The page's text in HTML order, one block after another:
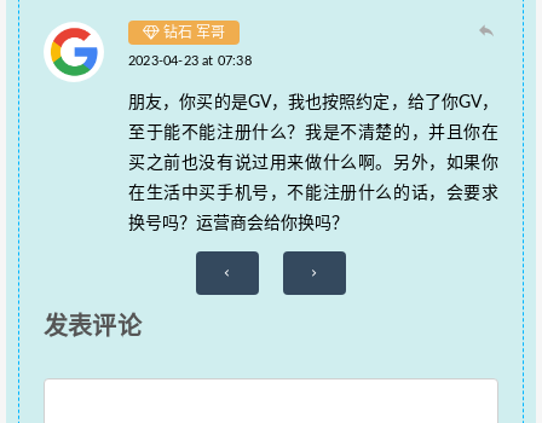
钻石 军哥
2023-04-23 at 07:38
朋友，你买的是GV，我也按照约定，给了你GV，
至于能不能注册什么？我是不清楚的，并且你在
买之前也没有说过用来做什么啊。另外，如果你
在生活中买手机号，不能注册什么的话，会要求
换号吗？运营商会给你换吗？
论
航
发表评论